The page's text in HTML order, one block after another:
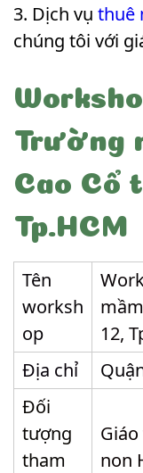
Dịch vụ thuê
chúng tôi với
Trường
Cao Cổ
Tp.HCM
Tên
worksh
op
12,
Địa chỉ
Đối
tượng
tham
non